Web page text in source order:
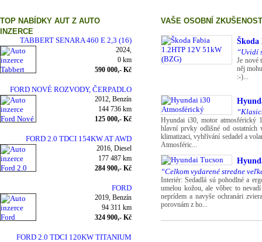
TOP NABÍDKY AUT Z AUTO
INZERCE
TABBERT SENARA 460 E 2,3 (16)
2024,
0 km
590 000,- Kč
FORD NOVÉ ROZVODY, ČERPADLO
OLEJE,
2012, Benzín
144 736 km
125 000,- Kč
FORD 2.0 TDCI 154KW AT AWD
TITANIUM
2016, Diesel
177 487 km
284 900,- Kč
FORD
2019, Benzín
94 311 km
324 900,- Kč
FORD 2.0 TDCI 120KW TITANIUM
VAŠE OSOBNÍ
Škoda
“Uvidí
Je nové
něj
:-)...
krátké
Hyundai i30, motor atmosférický
hlavní prvky odlišné od ostatních
klimatizaci, vyhřívání sedadel a
Atmosféric...
“Celkom vydarené stredne
Interiér: Sedadlá sú pohodlné a
umelou kožou, ale vôbec to
neprídem a navyše ochranári
porovnám z ho...